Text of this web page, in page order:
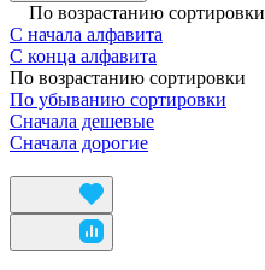
По возрастанию сортировки
С начала алфавита
С конца алфавита
По возрастанию сортировки
По убыванию сортировки
Сначала дешевые
Сначала дорогие